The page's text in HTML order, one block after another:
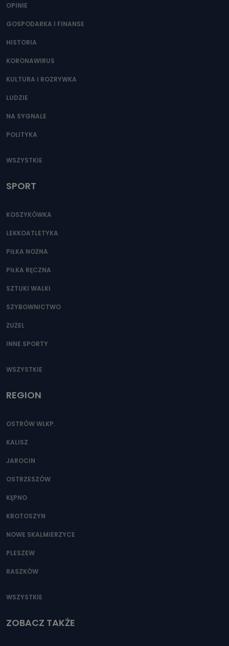
OPINIE
GOSPODARKA I FINANSE
HISTORIA
KORONAWIRUS
KULTURA I ROZRYWKA
LUDZIE
NA SYGNALE
POLITYKA
WSZYSTKIE
SPORT
KOSZYKÓWKA
LEKKOATLETYKA
PIŁKA NOŻNA
PIŁKA RĘCZNA
SZTUKI WALKI
SZYBOWNICTWO
ŻUŻEL
INNE SPORTY
WSZYSTKIE
REGION
OSTRÓW WLKP.
KALISZ
JAROCIN
OSTRZESZÓW
KĘPNO
KROTOSZYN
NOWE SKALMIERZYCE
PLESZEW
RASZKÓW
WSZYSTKIE
ZOBACZ TAKŻE